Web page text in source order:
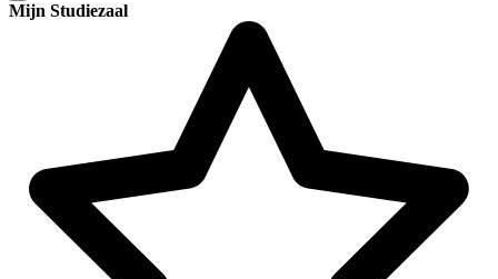
Mijn Studiezaal